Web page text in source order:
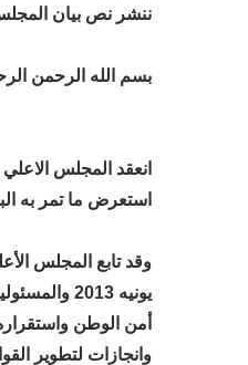
ننشر نص بيان
بسم الله الرحمن
استعرض ما تمر به
يونيه
أمن الوطن
وانجازات لتطوير